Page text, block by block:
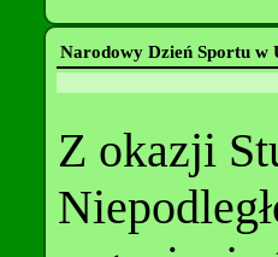
Narodowy Dzień Sportu w
Z okazji